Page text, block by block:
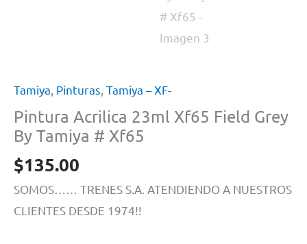
Tamiya Pinturas Tamiya – XF-
Pintura Acrilica 23ml Xf65 Field Grey
By Tamiya # Xf65
$135.00
SOMOS…… TRENES S.A. ATENDIENDO A NUESTROS
CLIENTES DESDE 1974!!